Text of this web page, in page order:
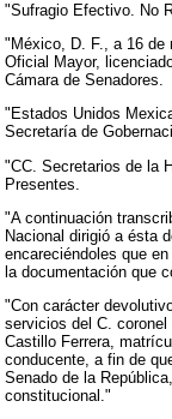
"Sufragio Efectivo. No
"México, D. F., a 16 de
Oficial Mayor,
Cámara de Senadores.
"Estados Unidos
Secretaría de
"CC. Secretarios de la
Presentes.
"A continuación
Nacional dirigió a ésta
encareciéndoles que
la documentación que
"Con carácter
servicios del C.
Castillo Ferrera,
conducente, a fin de
Senado de la
constitucional."